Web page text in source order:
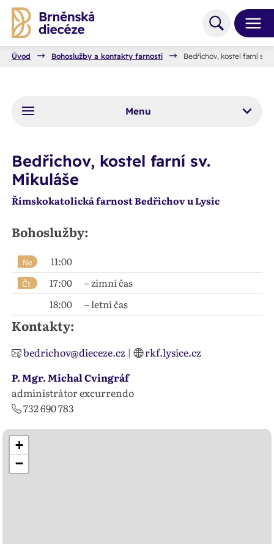
Úvod Bohoslužby a kontakty farností Bedřichov, kostel farní sv.
Menu
Bedřichov, kostel farní sv.
Mikuláše
Římskokatolická farnost Bedřichov u Lysic
Bohoslužby:
Ne 11:00
Čt 17:00
– zimní čas
18:00
– letní čas
Kontakty:
bedrichov@dieceze.cz |
rkf.lysice.cz
P. Mgr. Michal Cvingráf
administrátor excurrendo
732 690 783
+
−